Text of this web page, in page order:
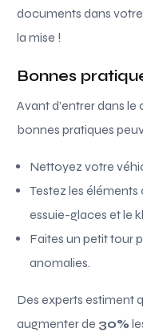
documents dans
la mise !
Bonnes
Avant d’entrer dans
bonnes pratiques
Nettoyez votre
Testez les
essuie-glaces et le
Faites un petit tour
anomalies.
Des experts estiment
augmenter de 30%